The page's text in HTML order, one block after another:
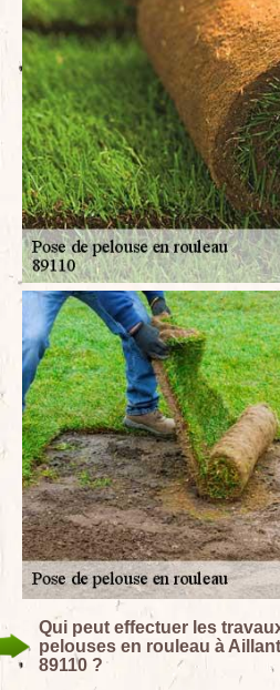
Qui peut effectuer les
pelouses en rouleau à
89110 ?